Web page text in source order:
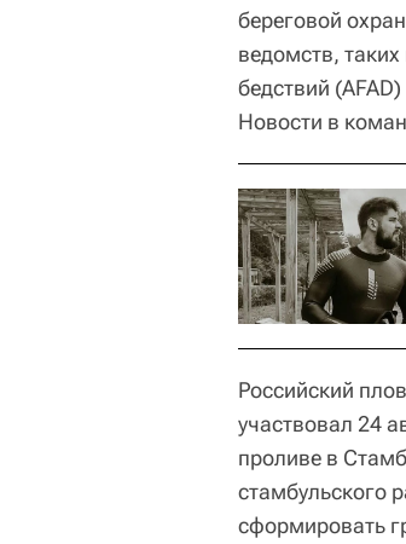
береговой
ведомств,
бедствий
Новости в
Российский
участвовал 24
проливе в
стамбульского
сформировать